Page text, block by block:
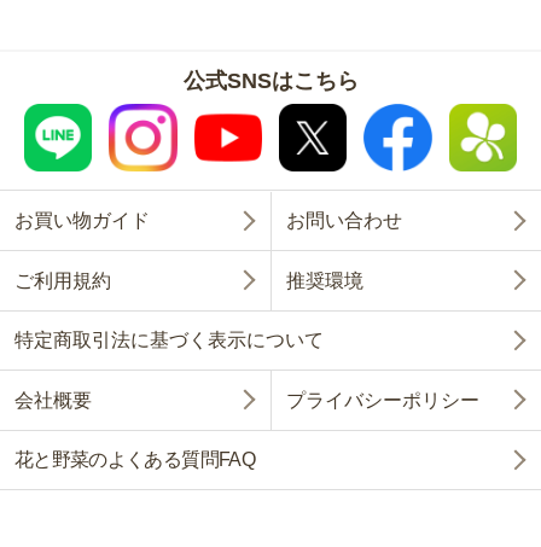
公式SNSはこちら
お買い物ガイド お問い合わせ
ご利用規約 推奨環境
特定商取引法に基づく表示について
会社概要 プライバシーポリシー
花と野菜のよくある質問FAQ